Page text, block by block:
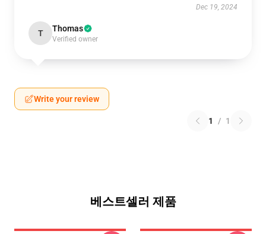
Dec 19, 2024
T Thomas
Verified owner
Write your review
1 / 1
베스트셀러 제품